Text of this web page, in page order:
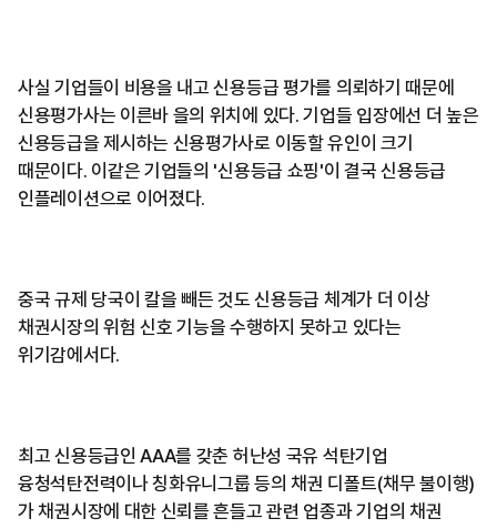
사실 기업들이 비용을 내고 신용등급 평가를 의뢰하기 때문에
신용평가사는 이른바 을의 위치에 있다. 기업들 입장에선 더 높은
신용등급을 제시하는 신용평가사로 이동할 유인이 크기
때문이다. 이같은 기업들의 '신용등급 쇼핑'이 결국 신용등급
인플레이션으로 이어졌다.
중국 규제 당국이 칼을 빼든 것도 신용등급 체계가 더 이상
채권시장의 위험 신호 기능을 수행하지 못하고 있다는
위기감에서다.
최고 신용등급인 AAA를 갖춘 허난성 국유 석탄기업
융청석탄전력이나 칭화유니그룹 등의 채권 디폴트(채무 불이행)
가 채권시장에 대한 신뢰를 흔들고 관련 업종과 기업의 채권